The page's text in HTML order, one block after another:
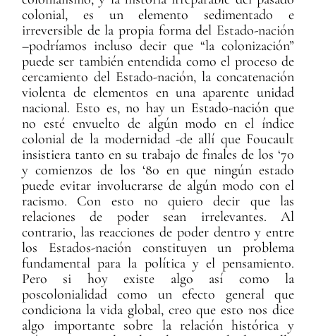
colonial, es un elemento sedimentado e
irreversible de la propia forma del Estado-nación
–podríamos incluso decir que “la colonización”
puede ser también entendida como el proceso de
cercamiento del Estado-nación, la concatenación
violenta de elementos en una aparente unidad
nacional. Esto es, no hay un Estado-nación que
no esté envuelto de algún modo en el índice
colonial de la modernidad -de allí que Foucault
insistiera tanto en su trabajo de finales de los ‘70
y comienzos de los ‘80 en que ningún estado
puede evitar involucrarse de algún modo con el
racismo. Con esto no quiero decir que las
relaciones de poder sean irrelevantes. Al
contrario, las reacciones de poder dentro y entre
los Estados-nación constituyen un problema
fundamental para la política y el pensamiento.
Pero si hoy existe algo así como la
poscolonialidad como un efecto general que
condiciona la vida global, creo que esto nos dice
algo importante sobre la relación histórica y